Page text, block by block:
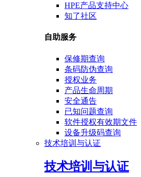
HPE产品支持中心
知了社区
自助服务
保修期查询
条码防伪查询
授权业务
产品生命周期
安全通告
已知问题查询
软件授权有效期文件
设备升级码查询
技术培训与认证
技术培训与认证